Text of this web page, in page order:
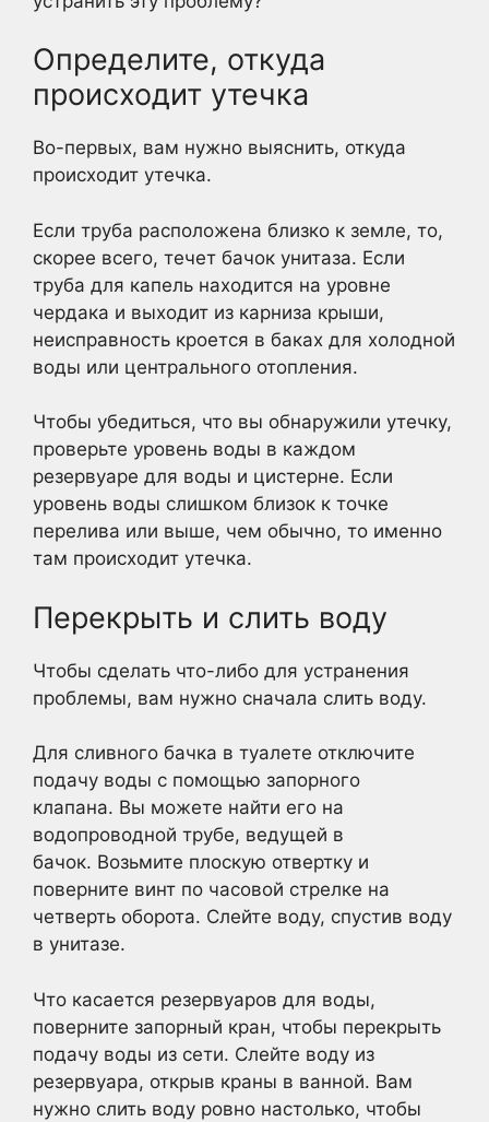
Определите, откуда
происходит утечка
Во-первых, вам нужно выяснить, откуда
происходит утечка.
Если труба расположена близко к земле, то,
скорее всего, течет бачок унитаза. Если
труба для капель находится на уровне
чердака и выходит из карниза крыши,
неисправность кроется в баках для холодной
воды или центрального отопления.
Чтобы убедиться, что вы обнаружили утечку,
проверьте уровень воды в каждом
резервуаре для воды и цистерне. Если
уровень воды слишком близок к точке
перелива или выше, чем обычно, то именно
там происходит утечка.
Перекрыть и слить воду
Чтобы сделать что-либо для устранения
проблемы, вам нужно сначала слить воду.
Для сливного бачка в туалете отключите
подачу воды с помощью запорного
клапана. Вы можете найти его на
водопроводной трубе, ведущей в
бачок. Возьмите плоскую отвертку и
поверните винт по часовой стрелке на
четверть оборота. Слейте воду, спустив воду
в унитазе.
Что касается резервуаров для воды,
поверните запорный кран, чтобы перекрыть
подачу воды из сети. Слейте воду из
резервуара, открыв краны в ванной. Вам
нужно слить воду ровно настолько, чтобы